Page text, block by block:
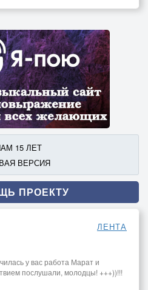
15 ЛЕТ
ВЕРСИЯ
ПРОЕКТУ
ЛЕНТА
у вас работа Марат и
послушали, молодцы! +++))!!!